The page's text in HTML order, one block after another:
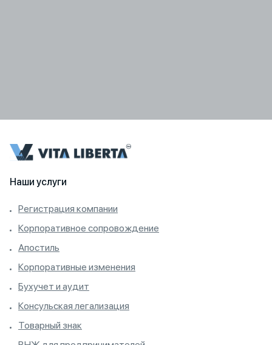
Наши услуги
Регистрация компании
Корпоративное сопровождение
Апостиль
Корпоративные изменения
Бухучет и аудит
Консульская легализация
Товарный знак